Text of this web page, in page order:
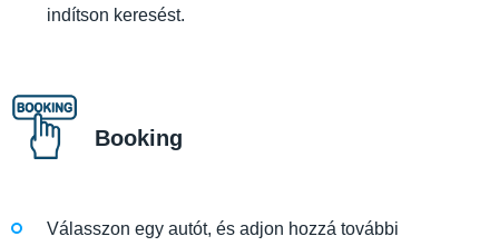
indítson keresést.
Booking
Válasszon egy autót, és adjon hozzá további